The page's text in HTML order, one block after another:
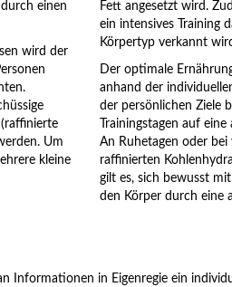
einen
wird der
Um
kleine
Fett angesetzt wird.
ein intensives Training
Körpertyp verkannt
Der optimale
anhand der
der persönlichen Ziele
Trainingstagen auf
An Ruhetagen oder
raffinierten
gilt es, sich bewusst
den Körper durch eine
Informationen in Eigenregie ein